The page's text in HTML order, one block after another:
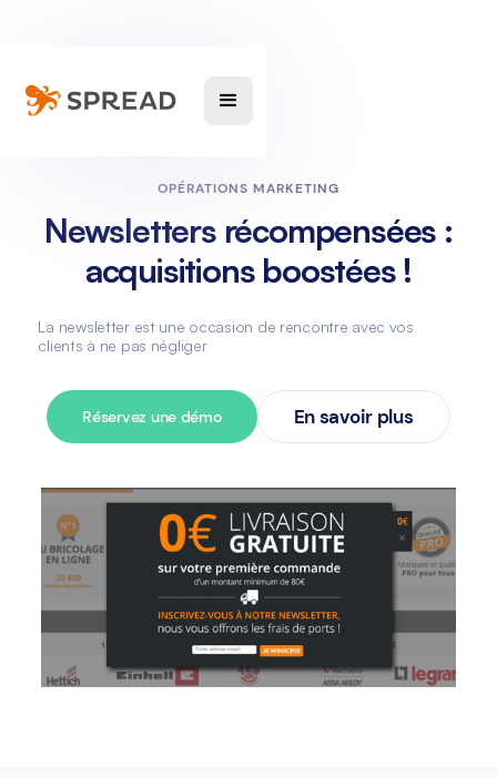
OPÉRATIONS MARKETING
Newsletters récompensées :
acquisitions boostées !
La newsletter est une occasion de rencontre avec vos
clients à ne pas négliger
Réservez une démo En savoir plus